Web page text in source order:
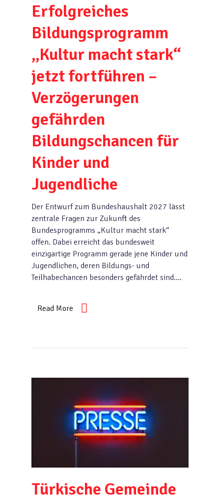
Erfolgreiches
Bildungsprogramm
„Kultur macht stark“
jetzt fortführen –
Verzögerungen
gefährden
Bildungschancen für
Kinder und
Jugendliche
Der Entwurf zum Bundeshaushalt 2027 lässt
zentrale Fragen zur Zukunft des
Bundesprogramms „Kultur macht stark“
offen. Dabei erreicht das bundesweit
einzigartige Programm gerade jene Kinder und
Jugendlichen, deren Bildungs- und
Teilhabechancen besonders gefährdet sind….
Read More
Türkische Gemeinde